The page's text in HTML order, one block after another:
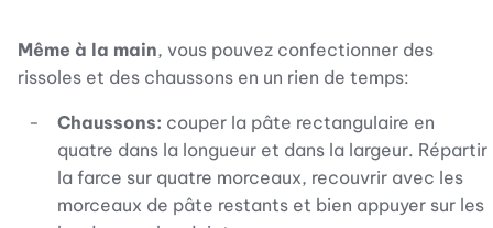
Même à la main, vous pouvez confectionner des
rissoles et des chaussons en un rien de temps:
Chaussons: couper la pâte rectangulaire en
quatre dans la longueur et dans la largeur. Répartir
la farce sur quatre morceaux, recouvrir avec les
morceaux de pâte restants et bien appuyer sur les